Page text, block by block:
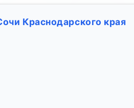
Краснодарского края